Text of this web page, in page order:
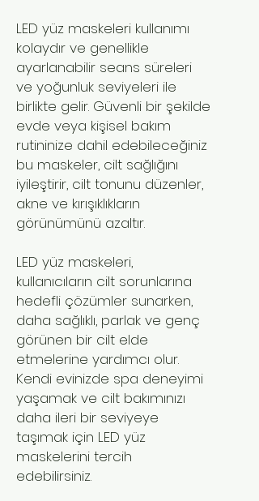
LED yüz maskeleri kullanımı
kolaydır ve genellikle
ayarlanabilir seans süreleri
ve yoğunluk seviyeleri ile
birlikte gelir. Güvenli bir şekilde
evde veya kişisel bakım
rutininize dahil edebileceğiniz
bu maskeler, cilt sağlığını
iyileştirir, cilt tonunu düzenler,
akne ve kırışıklıkların
görünümünü azaltır.
LED yüz maskeleri,
kullanıcıların cilt sorunlarına
hedefli çözümler sunarken,
daha sağlıklı, parlak ve genç
görünen bir cilt elde
etmelerine yardımcı olur.
Kendi evinizde spa deneyimi
yaşamak ve cilt bakımınızı
daha ileri bir seviyeye
taşımak için LED yüz
maskelerini tercih
edebilirsiniz.